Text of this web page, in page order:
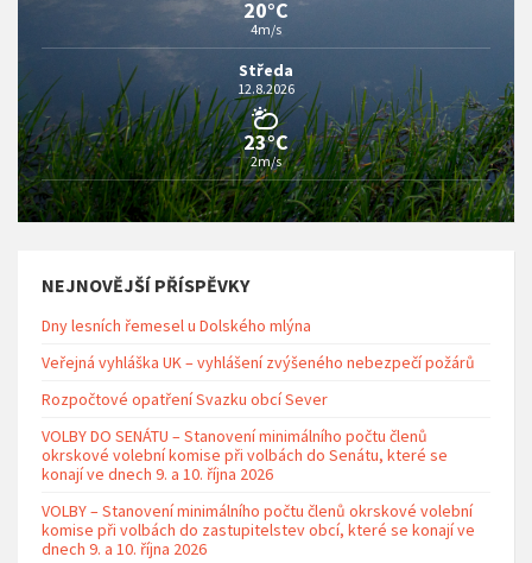
20°C
4m/s
Středa
12.8.2026
23°C
2m/s
NEJNOVĚJŠÍ PŘÍSPĚVKY
Dny lesních řemesel u Dolského mlýna
Veřejná vyhláška UK – vyhlášení zvýšeného nebezpečí požárů
Rozpočtové opatření Svazku obcí Sever
VOLBY DO SENÁTU – Stanovení minimálního počtu členů
okrskové volební komise při volbách do Senátu, které se
konají ve dnech 9. a 10. října 2026
VOLBY – Stanovení minimálního počtu členů okrskové volební
komise při volbách do zastupitelstev obcí, které se konají ve
dnech 9. a 10. října 2026